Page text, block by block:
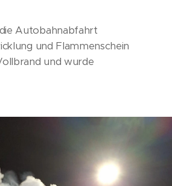
Autobahnabfahrt
und Flammenschein
und wurde